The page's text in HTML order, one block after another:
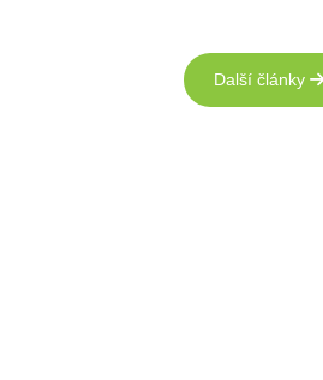
Další články